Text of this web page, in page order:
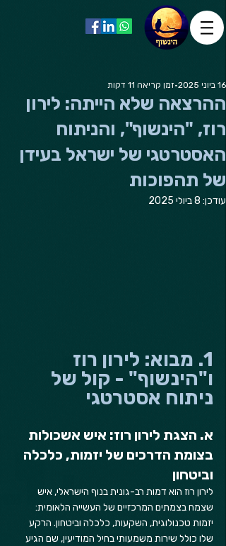
ההרצאה שלא הייתה: לירון
רוז, "הינשוף", והניתוח
האסטרטגי של ישראל בעידן
של תהפוכות
16 ביוני 2025 זמן קריאה 11 דקות
עודכן: 8 ביולי 2025
1. מבוא: לירון רוז
ו"הינשוף" - קול של
ניתוח אסטרטגי
א. הצגת לירון רוז: איש אשכולות
בצומת הדרכים של יזמות, כלכלה
וביטחון
לירון רוז הוא דמות רב-גונית בנוף הישראלי, איש
שצמח בצמתים המרכזיים של העשייה הלאומית:
יזמות טכנולוגית, השקעות, כלכלה וביטחון. הרקע
שלו כולל שירות משמעותי בחיל המודיעין, שם הגיע